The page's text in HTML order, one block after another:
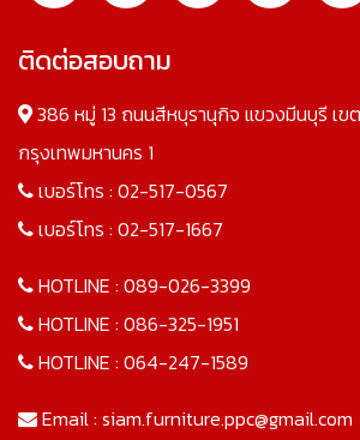
ติดต่อสอบถาม
386 หมู่ 13 ถนนสีหบุรานุกิจ แขวงมีนบุรี เข
กรุงเทพมหานคร 1
เบอร์โทร : 02-517-0567
เบอร์โทร : 02-517-1667
HOTLINE : 089-026-3399
HOTLINE : 086-325-1951
HOTLINE : 064-247-1589
Email : siam.furniture.ppc@gmail.com